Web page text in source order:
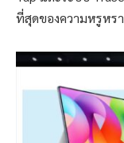
ที่สุดของความหรูหร